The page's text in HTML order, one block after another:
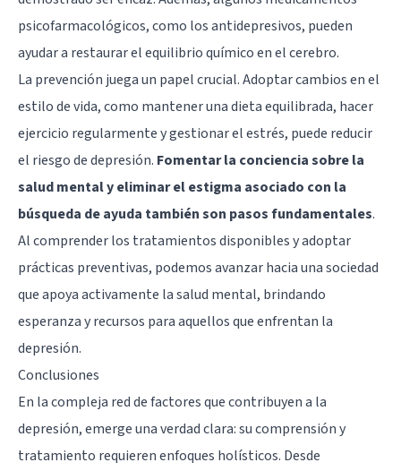
psicofarmacológicos, como los antidepresivos, pueden
ayudar a restaurar el equilibrio químico en el cerebro.
La prevención juega un papel crucial. Adoptar cambios en el
estilo de vida, como mantener una dieta equilibrada, hacer
ejercicio regularmente y gestionar el estrés, puede reducir
el riesgo de depresión. Fomentar la conciencia sobre la
salud mental y eliminar el estigma asociado con la
búsqueda de ayuda también son pasos fundamentales.
Al comprender los tratamientos disponibles y adoptar
prácticas preventivas, podemos avanzar hacia una sociedad
que apoya activamente la salud mental, brindando
esperanza y recursos para aquellos que enfrentan la
depresión.
Conclusiones
En la compleja red de factores que contribuyen a la
depresión, emerge una verdad clara: su comprensión y
tratamiento requieren enfoques holísticos. Desde